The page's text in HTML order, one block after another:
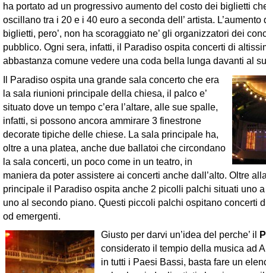
ha portato ad un progressivo aumento del costo dei biglietti
oscillano tra i 20 e i 40 euro a seconda dell’ artista. L’aumento
biglietti, pero’, non ha scoraggiato ne’ gli organizzatori dei
pubblico. Ogni sera, infatti, il Paradiso ospita concerti di
abbastanza comune vedere una coda bella lunga davanti al
Il Paradiso ospita una grande sala concerto che era
la sala riunioni principale della chiesa, il palco e’
situato dove un tempo c’era l’altare, alle sue spalle,
infatti, si possono ancora ammirare 3 finestrone
decorate tipiche delle chiese. La sala principale ha,
oltre a una platea, anche due ballatoi che circondano
la sala concerti, un poco come in un teatro, in
maniera da poter assistere ai concerti anche dall’alto. Oltre
principale il Paradiso ospita anche 2 picolli palchi situati uno
uno al secondo piano. Questi piccoli palchi ospitano concerti
od emergenti.
Giusto per darvi un’idea del perche’ il
considerato il tempio della musica ad
in tutti i Paesi Bassi, basta fare un